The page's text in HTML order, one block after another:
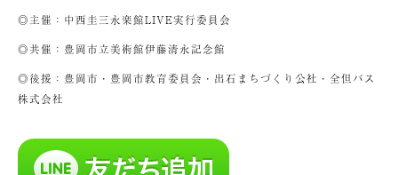
◎主催：中西圭三永楽館LIVE実行委員会
◎共催：豊岡市立美術館伊藤清永記念館
◎後援：豊岡市・豊岡市教育委員会・出石まちづくり公社・全但バス
株式会社